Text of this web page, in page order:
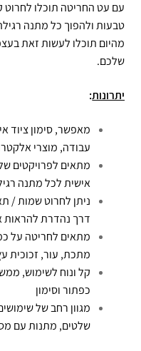
עם עט החריטה תוכלו לחרוט
טבעות ולהפוך כל מתנה
מהיום תוכלו לעשות זאת
שלכם.
יתרונות:
מאפשר, סימון ציוד
עבודה, מוצרי
מתאים לפרויקטים
אישית לכל מתנה
ניתן לחרוט שמות /
דרך נהדרת להראות
מתאים לחריטה על
מתכת, עור, זכוכית
קל ונוח לשימוש,
כפתור וסימון
מגוון רחב של
שלטים, מתנות עם